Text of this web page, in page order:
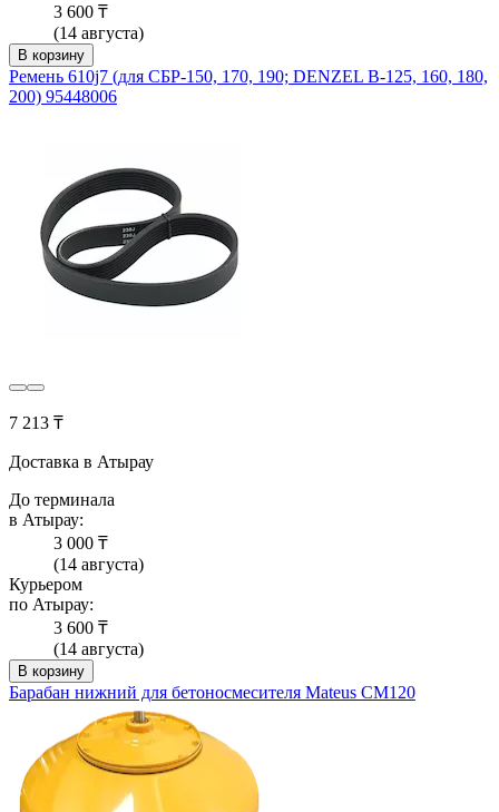
3 600 ₸
(14 августа)
В корзину
Ремень 610j7 (для СБР-150, 170, 190; DENZEL B-125, 160, 180,
200) 95448006
7 213 ₸
Доставка в Атырау
До терминала
в Атырау:
3 000 ₸
(14 августа)
Курьером
по Атырау:
3 600 ₸
(14 августа)
В корзину
Барабан нижний для бетоносмесителя Mateus CM120